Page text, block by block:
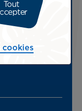
Tout
cookies